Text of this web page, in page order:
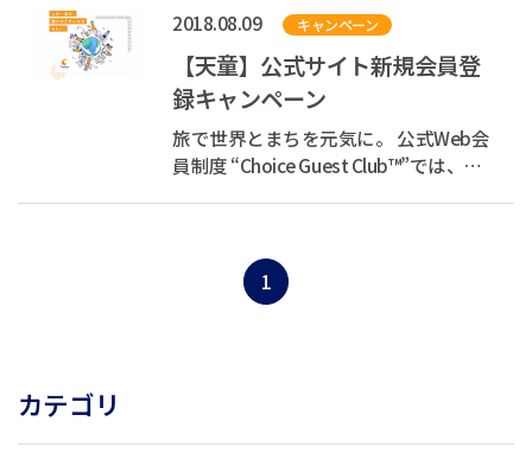
ル予約情報に関する業務委託先...
2018.08.09 キャンペーン
【天童】公式サイト新規会員登
録キャンペーン
旅で世界とまちを元気に。 公式Web会
員制度 “Choice Guest Club™”では、お
な素敵な循環をつくります。 現在、会
員登録キャンペーン...
1
カテゴリ